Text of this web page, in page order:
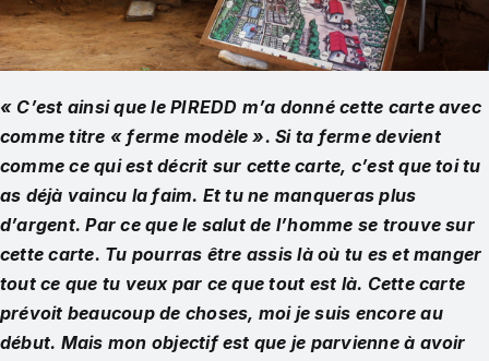
« C’est ainsi que le PIREDD m’a donné cette carte avec
comme titre « ferme modèle ». Si ta ferme devient
comme ce qui est décrit sur cette carte, c’est que toi tu
as déjà vaincu la faim. Et tu ne manqueras plus
d’argent. Par ce que le salut de l’homme se trouve sur
cette carte. Tu pourras être assis là où tu es et manger
tout ce que tu veux par ce que tout est là. Cette carte
prévoit beaucoup de choses, moi je suis encore au
début. Mais mon objectif est que je parvienne à avoir